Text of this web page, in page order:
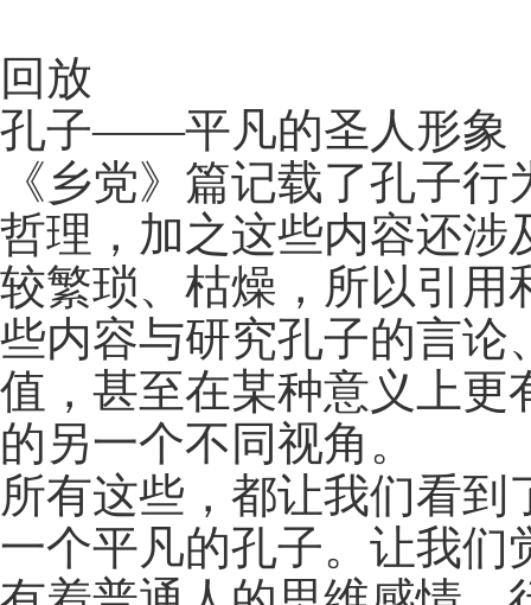
回放
孔子——平凡的圣人形象
《乡党》篇记载了孔子
哲理，加之这些内容还涉
较繁琐、枯燥，所以引用
些内容与研究孔子的言论
值，甚至在某种意义上更
的另一个不同视角。
所有这些，都让我们看
一个平凡的孔子。让我们